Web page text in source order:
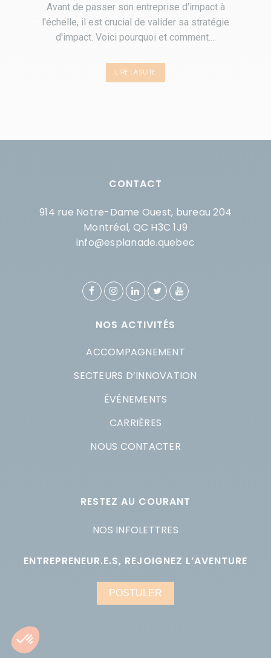
Avant de passer son entreprise d'impact à
l'échelle, il est crucial de valider sa stratégie
d'impact. Voici pourquoi et comment....
LIRE LA SUITE
CONTACT
914 rue Notre-Dame Ouest, bureau 204
Montréal, QC H3C 1J9
info@esplanade.quebec
NOS ACTIVITÉS
ACCOMPAGNEMENT
SECTEURS D’INNOVATION
ÉVÉNEMENTS
CARRIÈRES
NOUS CONTACTER
RESTEZ AU COURANT
NOS INFOLETTRES
ENTREPRENEUR.E.S, REJOIGNEZ L’AVENTURE
POSTULER